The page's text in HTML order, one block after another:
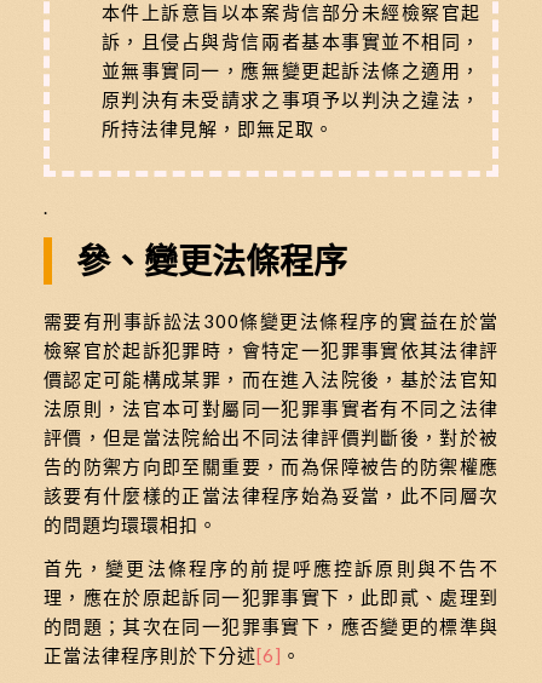
本件上訴意旨以本案背信部分未經檢察官起
訴，且侵占與背信兩者基本事實並不相同，
並無事實同一，應無變更起訴法條之適用，
原判決有未受請求之事項予以判決之違法，
所持法律見解，即無足取。
.
參、變更法條程序
需要有刑事訴訟法300條變更法條程序的實益在於當
檢察官於起訴犯罪時，會特定一犯罪事實依其法律評
價認定可能構成某罪，而在進入法院後，基於法官知
法原則，法官本可對屬同一犯罪事實者有不同之法律
評價，但是當法院給出不同法律評價判斷後，對於被
告的防禦方向即至關重要，而為保障被告的防禦權應
該要有什麼樣的正當法律程序始為妥當，此不同層次
的問題均環環相扣。
首先，變更法條程序的前提呼應控訴原則與不告不
理，應在於原起訴同一犯罪事實下，此即貳、處理到
的問題；其次在同一犯罪事實下，應否變更的標準與
正當法律程序則於下分述[6] 。